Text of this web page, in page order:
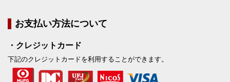
お支払い方法について
・クレジットカード
下記のクレジットカードを利用することができます。